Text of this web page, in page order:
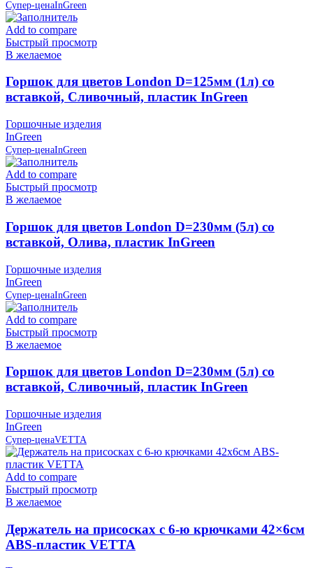
Супер-ценаInGreen
Add to compare
Быстрый просмотр
В желаемое
Горшок для цветов London D=125мм (1л) со
вставкой, Сливочный, пластик InGreen
Горшочные изделия
InGreen
Супер-ценаInGreen
Add to compare
Быстрый просмотр
В желаемое
Горшок для цветов London D=230мм (5л) со
вставкой, Олива, пластик InGreen
Горшочные изделия
InGreen
Супер-ценаInGreen
Add to compare
Быстрый просмотр
В желаемое
Горшок для цветов London D=230мм (5л) со
вставкой, Сливочный, пластик InGreen
Горшочные изделия
InGreen
Супер-ценаVETTA
Add to compare
Быстрый просмотр
В желаемое
Держатель на присосках с 6-ю крючками 42×6см
ABS-пластик VETTA